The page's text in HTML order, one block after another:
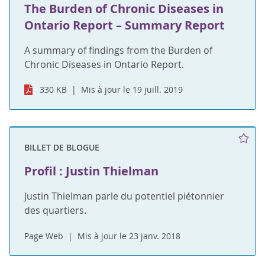
The Burden of Chronic Diseases in
Ontario Report – Summary Report
A summary of findings from the Burden of
Chronic Diseases in Ontario Report.
330 KB Mis à jour le 19 juill. 2019
BILLET DE BLOGUE
Profil : Justin Thielman
Justin Thielman parle du potentiel piétonnier
des quartiers.
Page Web Mis à jour le 23 janv. 2018